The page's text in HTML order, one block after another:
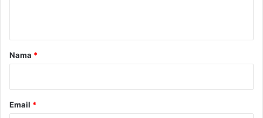
rNama *
Email *